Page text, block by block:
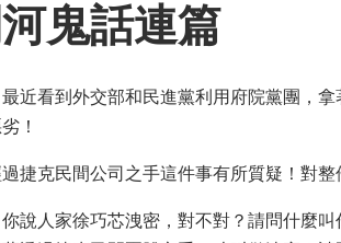
鬼話連篇
近看到外交部和民進黨利用府院黨團，
！
捷克民間公司之手這件事有所質疑！對整
說人家徐巧芯洩密，對不對？請問什麼